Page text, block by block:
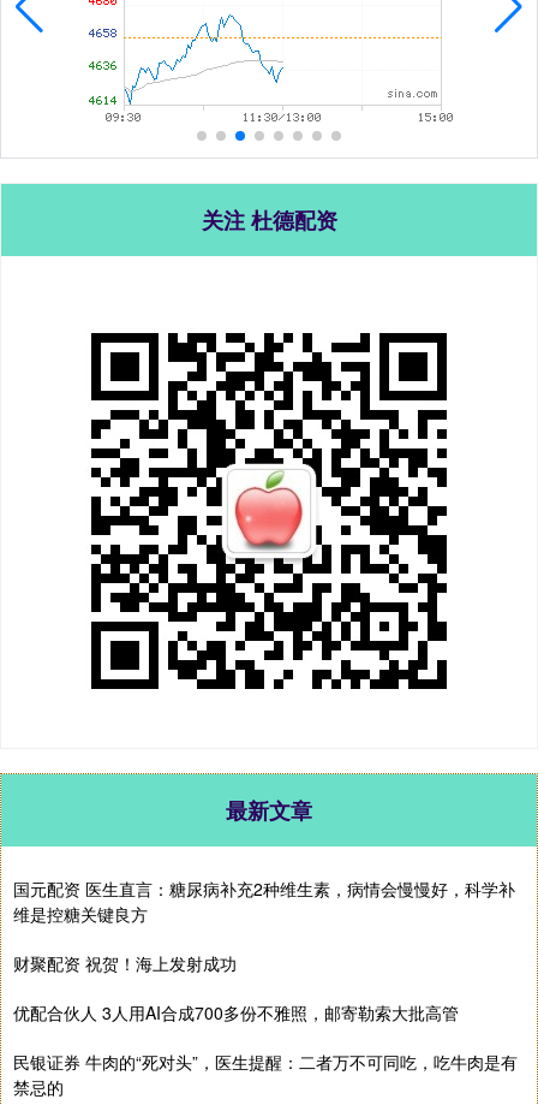
关注 杜德配资
最新文章
国元配资 医生直言：糖尿病补充2种维生素，病情会慢慢好，科学补
维是控糖关键良方
财聚配资 祝贺！海上发射成功
优配合伙人 3人用AI合成700多份不雅照，邮寄勒索大批高管
民银证券 牛肉的“死对头”，医生提醒：二者万不可同吃，吃牛肉是有
禁忌的